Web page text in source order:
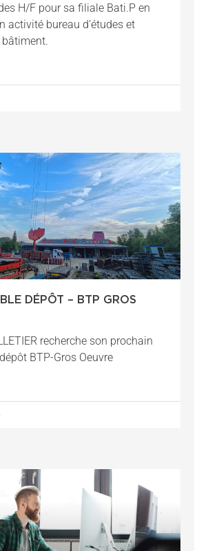
H/F pour sa filiale Bati.P en
activité bureau d’études et
DÉPÔT – BTP GROS
recherche son prochain
BTP-Gros Oeuvre